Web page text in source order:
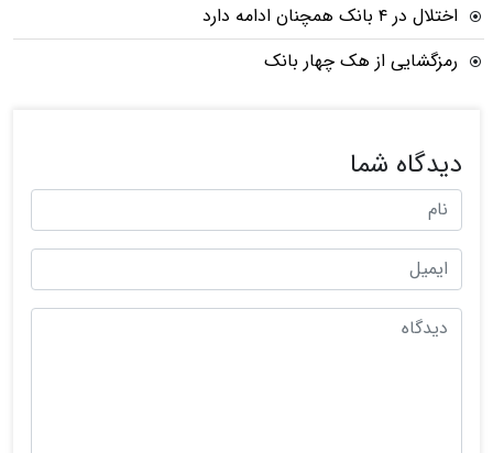
اختلال در ۴ بانک همچنان ادامه دارد
رمزگشایی از هک چهار بانک
دیدگاه شما